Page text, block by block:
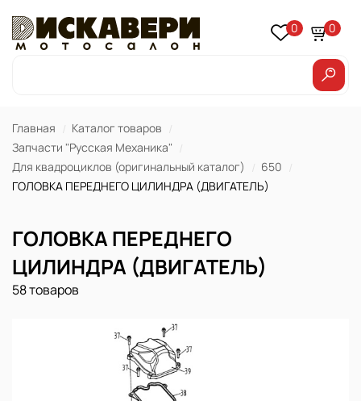
0 0
Главная
Каталог товаров
Запчасти "Русская Механика"
Для квадроциклов (оригинальный каталог)
650
ГОЛОВКА ПЕРЕДНЕГО ЦИЛИНДРА (ДВИГАТЕЛЬ)
ГОЛОВКА ПЕРЕДНЕГО
ЦИЛИНДРА (ДВИГАТЕЛЬ)
58 товаров